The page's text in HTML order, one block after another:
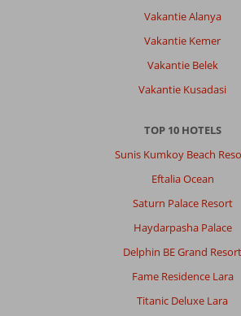
Vakantie Alanya
Vakantie Kemer
Vakantie Belek
Vakantie Kusadasi
TOP 10 HOTELS
Sunis Kumkoy Beach
Eftalia Ocean
Saturn Palace Resort
Haydarpasha Palace
Delphin BE Grand Resort
Fame Residence Lara
Titanic Deluxe Lara